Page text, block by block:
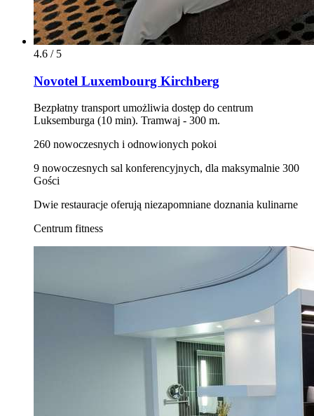
4.6 / 5
Novotel Luxembourg Kirchberg
Bezpłatny transport umożliwia dostęp do centrum
Luksemburga (10 min). Tramwaj - 300 m.
260 nowoczesnych i odnowionych pokoi
9 nowoczesnych sal konferencyjnych, dla maksymalnie 300
Gości
Dwie restauracje oferują niezapomniane doznania kulinarne
Centrum fitness